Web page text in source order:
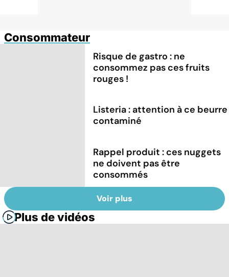
Consommateur
Risque de gastro : ne
consommez pas ces fruits
rouges !
Listeria : attention à ce beurre
contaminé
Rappel produit : ces nuggets
ne doivent pas être
consommés
Voir plus
Plus de vidéos